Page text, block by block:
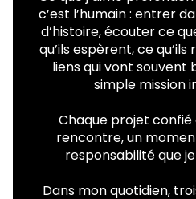
c’est l’humain : entrer
d’histoire, écouter ce
qu’ils espèrent, ce
liens qui vont souvent
simple mission
Chaque projet
rencontre, un
responsabilité que
Dans mon quotidien,